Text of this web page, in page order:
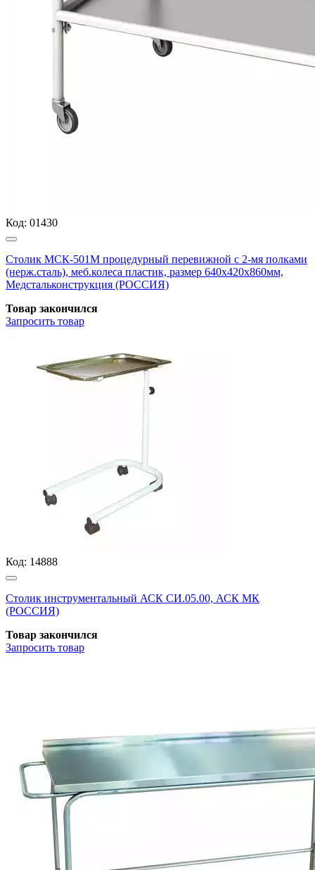
Код: 01430
Столик МСК-501М процедурный перевижной с 2-мя полками
(нерж.сталь), меб.колеса пластик, размер 640х420х860мм,
Медстальконструкция (РОССИЯ)
Товар закончился
Запросить товар
Код: 14888
Столик инструментальный АСК СИ.05.00, АСК МК
(РОССИЯ)
Товар закончился
Запросить товар